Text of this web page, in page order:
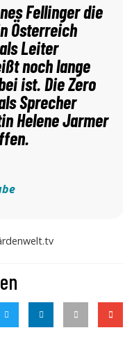
Fellinger die
Österreich
Leiter
noch lange
ist. Die Zero
Sprecher
Helene Jarmer